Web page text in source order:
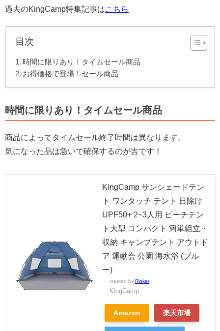
過去のKingCamp特集記事はこちら
目次
時間に限りあり！タイムセール商品
お得価格で登場！セール商品
時間に限りあり！タイムセール商品
商品によってタイムセール終了時間は異なります。
気になった品は急いで確保するのが吉です！
KingCamp サンシェードテン
ト ワンタッチ テント 日除け
UPF50+ 2~3人用 ビーチテン
ト大型 コンパクト 簡単組立・
収納 キャンプテント アウトド
ア 運動会 公園 海水浴 (ブル
ー)
created by Rinker
KingCamp
Amazon 楽天市場